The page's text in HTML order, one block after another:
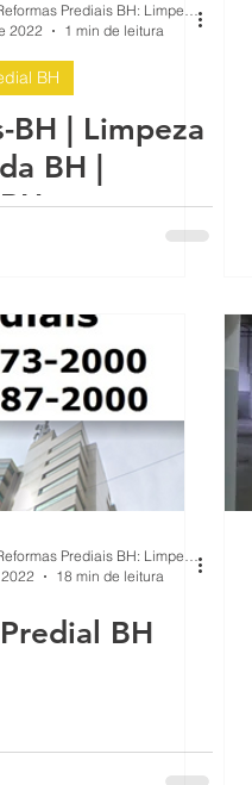
BH Renovo Reformas Prediais BH: Limpeza Manutenção Predial Fachada
2022
1 min de leitura
BH
BH | Limpeza
BH |
BH Renovo Reformas Prediais BH: Limpeza Manutenção Predial Fachada
18 min de leitura
BH